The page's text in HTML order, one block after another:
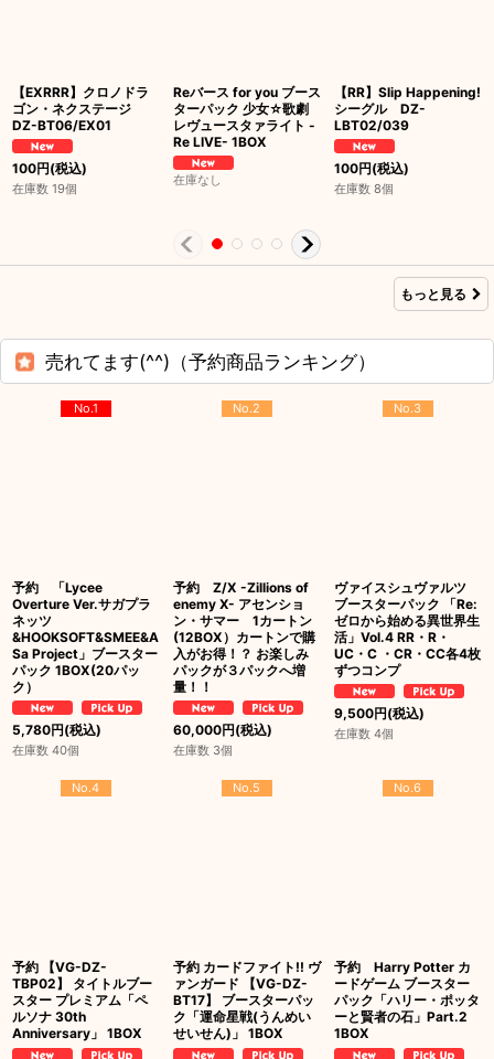
【EXRRR】クロノドラ
ゴン・ネクステージ
DZ-BT06/EX01
100円(税込)
在庫数 19個
Reバース for you ブース
ターパック 少女☆歌劇
レヴュースタァライト -
Re LIVE- 1BOX
在庫なし
【RR】Slip Happening!
シーグル DZ-
LBT02/039
100円(税込)
在庫数 8個
もっと見る
売れてます(^^)（予約商品ランキング）
No.1
予約 「Lycee
Overture Ver.サガプラ
ネッツ
&HOOKSOFT&SMEE&A
Sa Project」ブースター
パック 1BOX(20パッ
ク）
5,780円(税込)
在庫数 40個
No.2
予約 Z/X -Zillions of
enemy X- アセンショ
ン・サマー 1カートン
(12BOX）カートンで購
入がお得！？ お楽しみ
パックが３パックへ増
量！！
60,000円(税込)
在庫数 3個
No.3
ヴァイスシュヴァルツ
ブースターパック 「Re:
ゼロから始める異世界生
活」Vol.4 RR・R・
UC・C ・CR・CC各4枚
ずつコンプ
9,500円(税込)
在庫数 4個
No.4
予約 【VG-DZ-
TBP02】 タイトルブー
スター プレミアム「ペ
ルソナ 30th
Anniversary」 1BOX
No.5
予約 カードファイト!! ヴ
ァンガード 【VG-DZ-
BT17】 ブースターパッ
ク「運命星戦(うんめい
せいせん)」 1BOX
No.6
予約 Harry Potter カ
ードゲーム ブースター
パック「ハリー・ポッタ
ーと賢者の石」Part.2
1BOX